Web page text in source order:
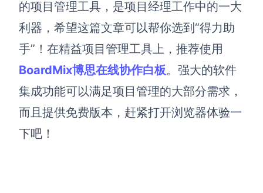
的项目管理工具，是项目经理工作中的一大
利器，希望这篇文章可以帮你选到“得力助
手” ！在精益项目管理工具上，推荐使用
BoardMix博思在线协作白板。强大的软件
集成功能可以满足项目管理的大部分需求，
而且提供免费版本，赶紧打开浏览器体验一
下吧！